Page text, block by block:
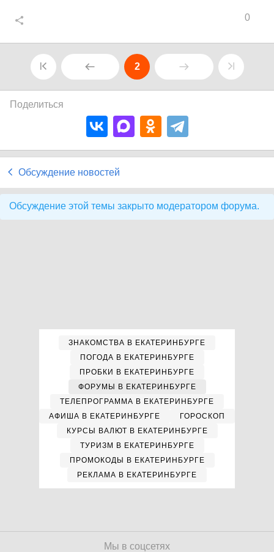
0
2
Поделиться
Обсуждение новостей
Обсуждение этой темы закрыто модератором форума.
ЗНАКОМСТВА В ЕКАТЕРИНБУРГЕ
ПОГОДА В ЕКАТЕРИНБУРГЕ
ПРОБКИ В ЕКАТЕРИНБУРГЕ
ФОРУМЫ В ЕКАТЕРИНБУРГЕ
ТЕЛЕПРОГРАММА В ЕКАТЕРИНБУРГЕ
АФИША В ЕКАТЕРИНБУРГЕ
ГОРОСКОП
КУРСЫ ВАЛЮТ В ЕКАТЕРИНБУРГЕ
ТУРИЗМ В ЕКАТЕРИНБУРГЕ
ПРОМОКОДЫ В ЕКАТЕРИНБУРГЕ
РЕКЛАМА В ЕКАТЕРИНБУРГЕ
Мы в соцсетях